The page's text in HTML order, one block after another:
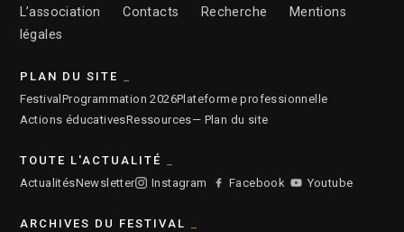
L’association
Contacts Recherche
Mentions
légales
PLAN DU SITE
Festival Programmation 2026Plateforme professionnelle
Actions éducativesRessources— Plan du site
TOUTE L'ACTUALITÉ
ActualitésNewsletter Instagram Facebook Youtube
ARCHIVES DU FESTIVAL